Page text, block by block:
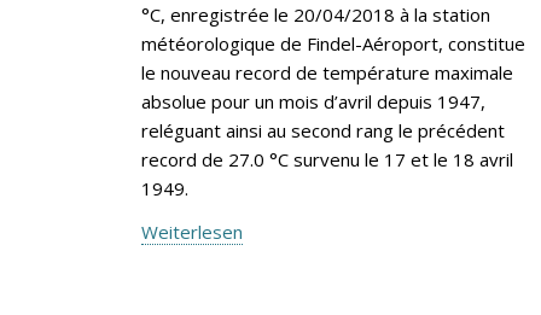
°C, enregistrée le 20/04/2018 à la station
météorologique de Findel-Aéroport, constitue
le nouveau record de température maximale
absolue pour un mois d’avril depuis 1947,
reléguant ainsi au second rang le précédent
record de 27.0 °C survenu le 17 et le 18 avril
1949.
Weiterlesen